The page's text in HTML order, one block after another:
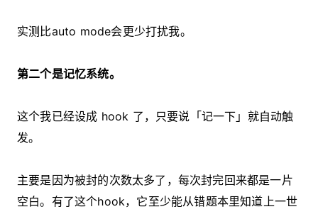
实测比auto mode会更少打扰我。
第二个是记忆系统。
这个我已经设成 hook 了，只要说「记一下」就自动触
发。
主要是因为被封的次数太多了，每次封完回来都是一片
空白。有了这个hook，它至少能从错题本里知道上一世